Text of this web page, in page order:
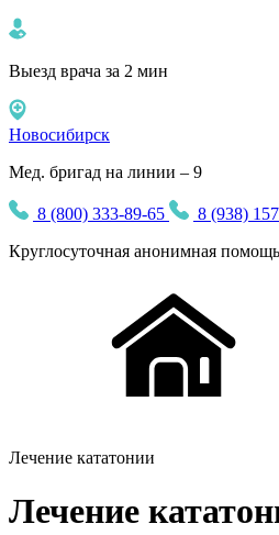
Выезд врача за 2 мин
Новосибирск
Мед. бригад на линии – 9
8 (800) 333-89-65
8 (938)
Круглосуточная анонимная помощь
Лечение кататонии
Лечение